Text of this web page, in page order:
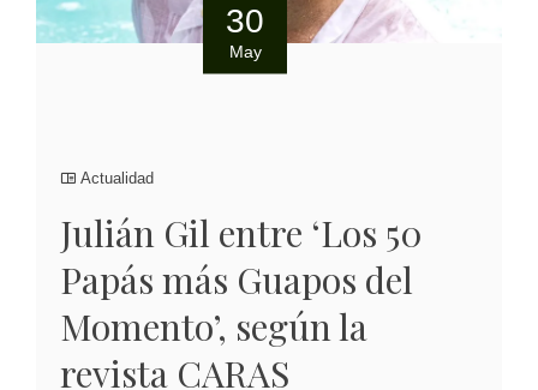
30
May
Actualidad
Julián Gil entre ‘Los 50
Papás más Guapos del
Momento’, según la
revista CARAS